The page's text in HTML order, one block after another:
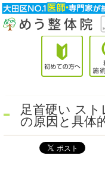
足首硬い ス
の原因と具体